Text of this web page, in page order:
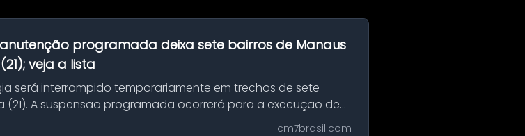
programada deixa sete bairros de Manaus
veja a lista
será interrompido temporariamente em trechos de sete
A suspensão programada ocorrerá para a execução de
cm7brasil.com